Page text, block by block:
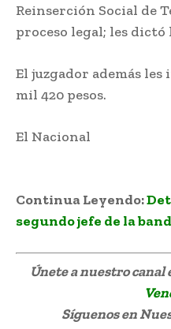
Reinserción Social de
proceso legal; les dictó
El juzgador además les
mil 420 pesos.
El Nacional
Continua Leyendo:
segundo jefe de la
Únete a nuestro canal
Síguenosen